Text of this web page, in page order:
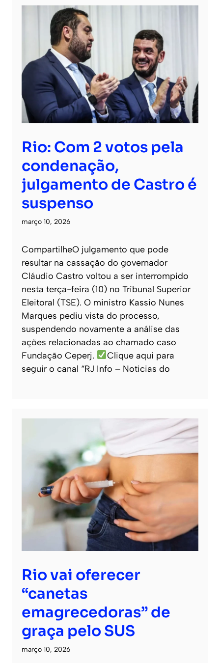
Rio: Com 2 votos pela
condenação,
julgamento de Castro é
suspenso
março 10, 2026
CompartilheO julgamento que pode
resultar na cassação do governador
Cláudio Castro voltou a ser interrompido
nesta terça-feira (10) no Tribunal Superior
Eleitoral (TSE). O ministro Kassio Nunes
Marques pediu vista do processo,
suspendendo novamente a análise das
ações relacionadas ao chamado caso
Fundação Ceperj.
Clique aqui para
seguir o canal “RJ Info – Noticias do
Rio vai oferecer
“canetas
emagrecedoras” de
graça pelo SUS
março 10, 2026